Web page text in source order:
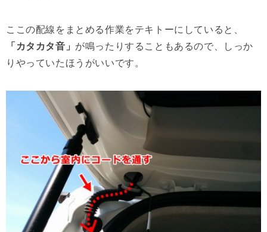
ここの配線をまとめる作業をテキトーにしていると、
「カタカタ音」 が鳴ったりすることもあるので、しっか
りやっていたほうがいいです。